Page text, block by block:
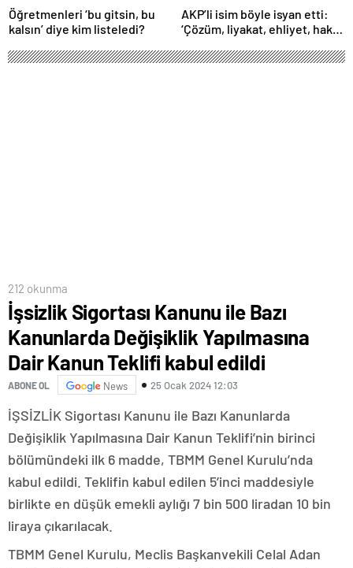
Öğretmenleri ‘bu gitsin, bu
kalsın’ diye kim listeledi?
AKP’li isim böyle isyan etti:
‘Çözüm, liyakat, ehliyet, hak,
212 okunma
İşsizlik Sigortası Kanunu ile Bazı
Kanunlarda Değişiklik Yapılmasına
Dair Kanun Teklifi kabul edildi
ABONE OL News 25 Ocak 2024 12:03
İŞSİZLİK Sigortası Kanunu ile Bazı Kanunlarda
Değişiklik Yapılmasına Dair Kanun Teklifi’nin birinci
bölümündeki ilk 6 madde, TBMM Genel Kurulu’nda
kabul edildi. Teklifin kabul edilen 5’inci maddesiyle
birlikte en düşük emekli aylığı 7 bin 500 liradan 10 bin
liraya çıkarılacak.
TBMM Genel Kurulu, Meclis Başkanvekili Celal Adan